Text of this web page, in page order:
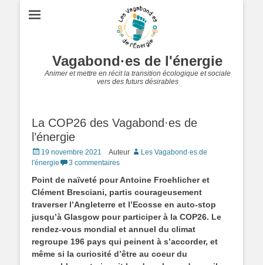
Vagabond·es de l'énergie
Animer et mettre en récit la transition écologique et sociale
vers des futurs désirables
La COP26 des Vagabond·es de
l’énergie
Posted
on
19 novembre 2021 Auteur
Les Vagabond·es de
l'énergie
3 commentaires
Point de naïveté pour Antoine Froehlicher et
Clément Bresciani, partis courageusement
traverser l’Angleterre et l’Ecosse en auto-stop
jusqu’à Glasgow pour participer à la COP26. Le
rendez-vous mondial et annuel du climat
regroupe 196 pays qui peinent à s’accorder, et
même si la curiosité d’être au coeur du